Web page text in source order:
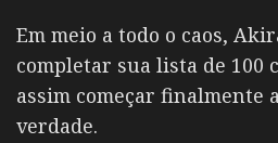
Em meio a todo o caos,
completar sua lista de 100
assim começar finalmente
verdade.